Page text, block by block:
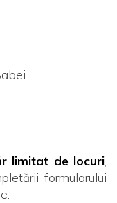
limitat de locuri
formularului